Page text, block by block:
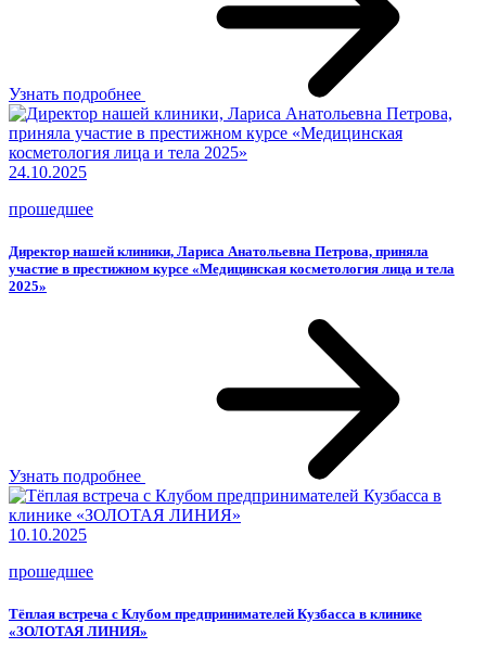
Узнать подробнее
24.10.2025
прошедшее
Директор нашей клиники, Лариса Анатольевна Петрова, приняла
участие в престижном курсe «Медицинская косметология лица и тела
2025»
Узнать подробнее
10.10.2025
прошедшее
Тёплая встреча с Клубом предпринимателей Кузбасса в клинике
«ЗОЛОТАЯ ЛИНИЯ»